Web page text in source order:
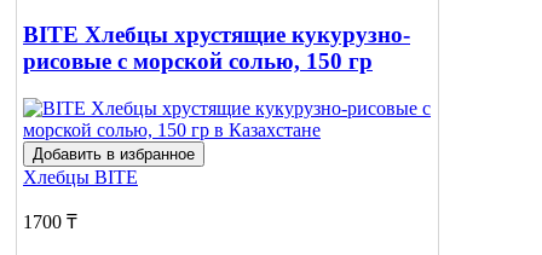
BITE Хлебцы хрустящие кукурузно-
рисовые с морской солью, 150 гр
Добавить в избранное
Хлебцы BITE
1700 ₸